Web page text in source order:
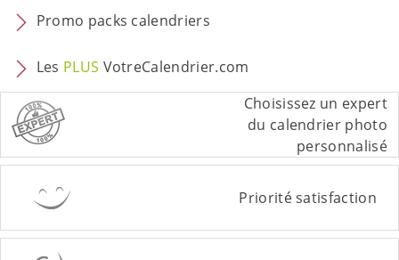
Promo packs calendriers
Les PLUS VotreCalendrier.com
Choisissez un expert
du calendrier photo
personnalisé
Priorité satisfaction